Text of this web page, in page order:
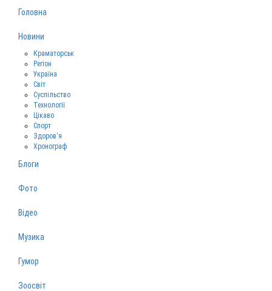
Головна
Новини
Краматорськ
Регіон
Україна
Світ
Суспільство
Технології
Цікаво
Спорт
Здоров‘я
Хронограф
Блоги
Фото
Відео
Музика
Гумор
Зоосвіт